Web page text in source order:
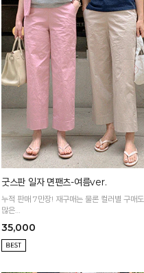
굿스판 일자 면팬츠-여름ver.
누적 판매 7만장! 재구매는 물론 컬러별 구매도
많은
35,000